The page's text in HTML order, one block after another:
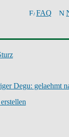
FAQ
Degu: gelaehmt